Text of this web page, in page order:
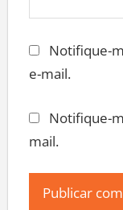
Notifique-
e-mail.
Notifique-
mail.